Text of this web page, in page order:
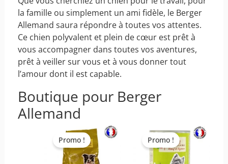
la famille ou simplement un ami fidèle, le Berger
Allemand saura répondre à toutes vos attentes.
Ce chien polyvalent et plein de cœur est prêt à
vous accompagner dans toutes vos aventures,
prêt à veiller sur vous et à vous donner tout
l’amour dont il est capable.
Boutique pour Berger
Allemand
Promo !
Le
prix
initial
Le
prix
actuel
Promo !
prix
initial
prix
actuel